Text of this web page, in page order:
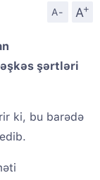
A- A
+
şərtləri
ki, bu barədə